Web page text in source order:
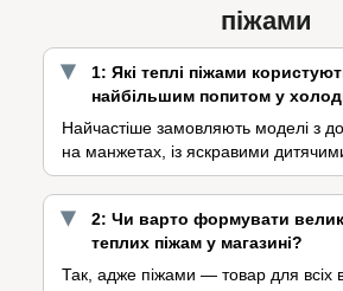
піжами
1: Які теплі піжами
найбільшим попитом у
Найчастіше замовляють моделі з
на манжетах, із яскравими
2: Чи варто формувати
теплих піжам у магазині?
Так, адже піжами — товар для всіх